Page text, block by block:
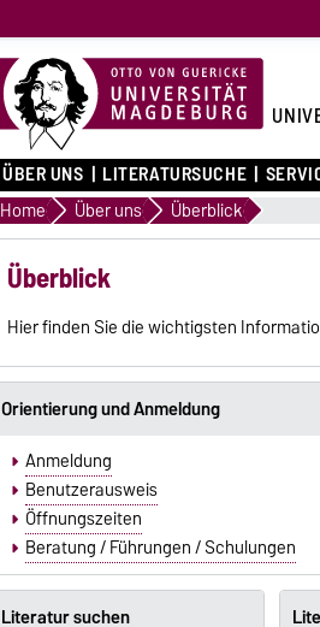
ÜBER UNS LITERATURSUCHE
Home Über uns Überblick
Überblick
Hier finden Sie die wichtigsten
Orientierung und Anmeldung
Anmeldung
Benutzerausweis
Öffnungszeiten
Beratung / Führungen / Schulungen
Literatur suchen